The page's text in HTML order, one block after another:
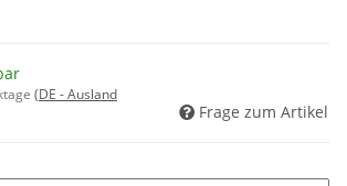
(DE - Ausland
Frage zum Artikel